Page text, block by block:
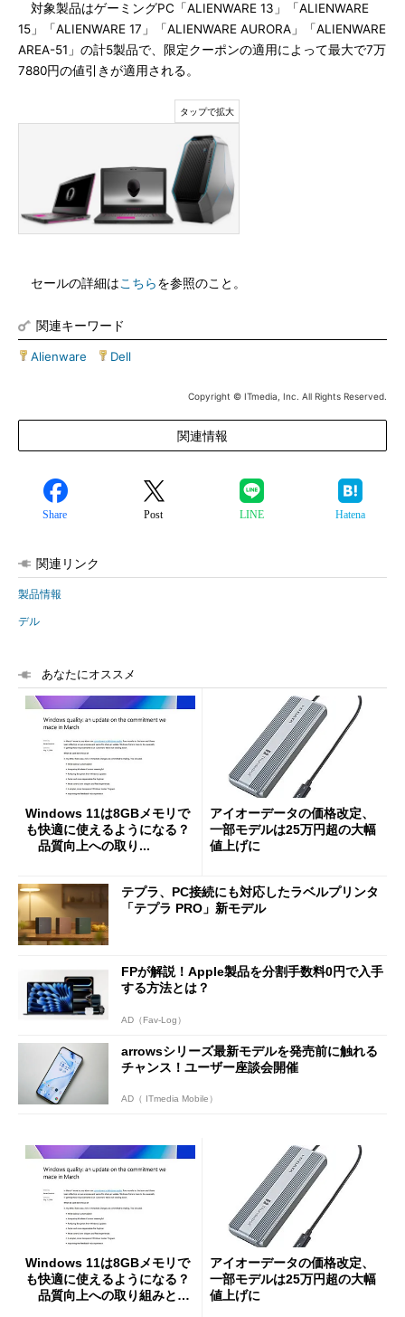
対象製品はゲーミングPC「ALIENWARE 13」「ALIENWARE
15」「ALIENWARE 17」「ALIENWARE AURORA」「ALIENWARE
AREA-51」の計5製品で、限定クーポンの適用によって最大で7万
7880円の値引きが適用される。
セールの詳細はこちらを参照のこと。
関連キーワード
Alienware Dell
Copyright © ITmedia, Inc. All Rights Reserved.
関連情報
Share Post LINE Hatena
関連リンク
製品情報
デル
あなたにオススメ
Windows 11は8GBメモリで
も快適に使えるようになる？
品質向上への取り...
アイオーデータの価格改定、
一部モデルは25万円超の大幅
値上げに
テプラ、PC接続にも対応したラベルプリンタ
「テプラ PRO」新モデル
FPが解説！Apple製品を分割手数料0円で入手
する方法とは？
AD（Fav-Log）
arrowsシリーズ最新モデルを発売前に触れる
チャンス！ユーザー座談会開催
AD（ ITmedia Mobile）
Windows 11は8GBメモリで
も快適に使えるようになる？
品質向上への取り組みと
アイオーデータの価格改定、
一部モデルは25万円超の大幅
値上げに